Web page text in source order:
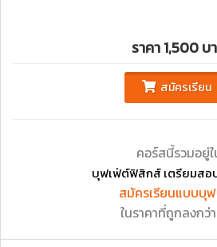
ราคา 1,500 บ
สมัครเรียน
คอร์สนี้รวมอยู่
บุฟเฟ่ต์ฟิสิกส์ เตรียมสอ
สมัครเรียนแบบบุ
ในราคาที่ถูกลงกว่